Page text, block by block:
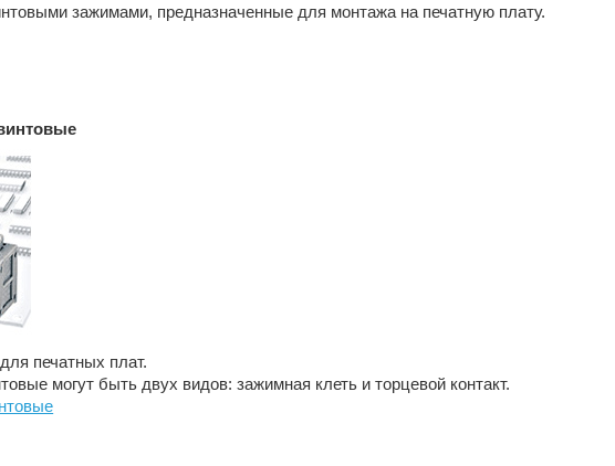
зажимами, предназначенные для монтажа на печатную плату.
печатных плат.
могут быть двух видов: зажимная клеть и торцевой контакт.